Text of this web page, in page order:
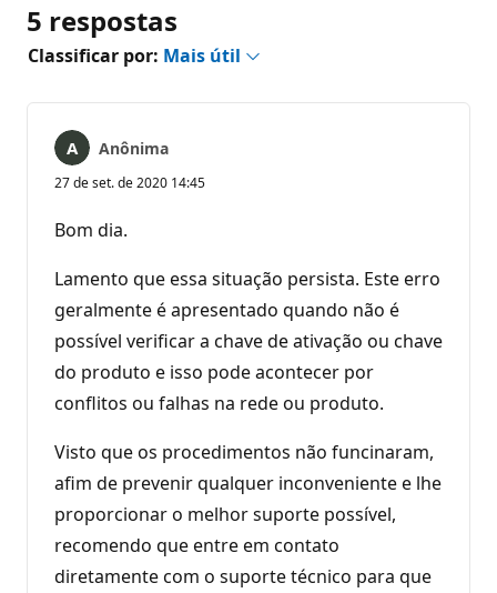
5 respostas
Classificar por: Mais útil
Anônima
27 de set. de 2020 14:45
Bom dia.
Lamento que essa situação persista. Este erro
geralmente é apresentado quando não é
possível verificar a chave de ativação ou chave
do produto e isso pode acontecer por
conflitos ou falhas na rede ou produto.
Visto que os procedimentos não funcinaram,
afim de prevenir qualquer inconveniente e lhe
proporcionar o melhor suporte possível,
recomendo que entre em contato
diretamente com o suporte técnico para que